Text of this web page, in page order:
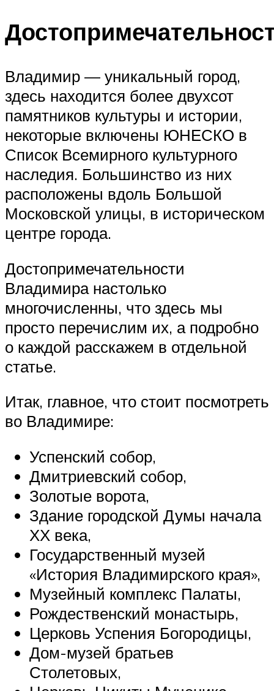
Владимир — уникальный город,
здесь находится более двухсот
памятников культуры и истории,
некоторые включены ЮНЕСКО в
Список Всемирного культурного
наследия. Большинство из них
расположены вдоль Большой
Московской улицы, в историческом
центре города.
Достопримечательности
Владимира настолько
многочисленны, что здесь мы
просто перечислим их, а подробно
о каждой расскажем в отдельной
статье.
Итак, главное, что стоит посмотреть
во Владимире:
Успенский собор,
Дмитриевский собор,
Золотые ворота,
Здание городской Думы начала
ХХ века,
Государственный музей
«История Владимирского края»,
Музейный комплекс Палаты,
Рождественский монастырь,
Церковь Успения Богородицы,
Дом-музей братьев
Столетовых,